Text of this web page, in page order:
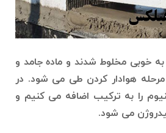
خوبی مخلوط شدند و ماده جامد و
هوادار کردن طی می شود. در
را به ترکیب اضافه می کنیم و
می شود.